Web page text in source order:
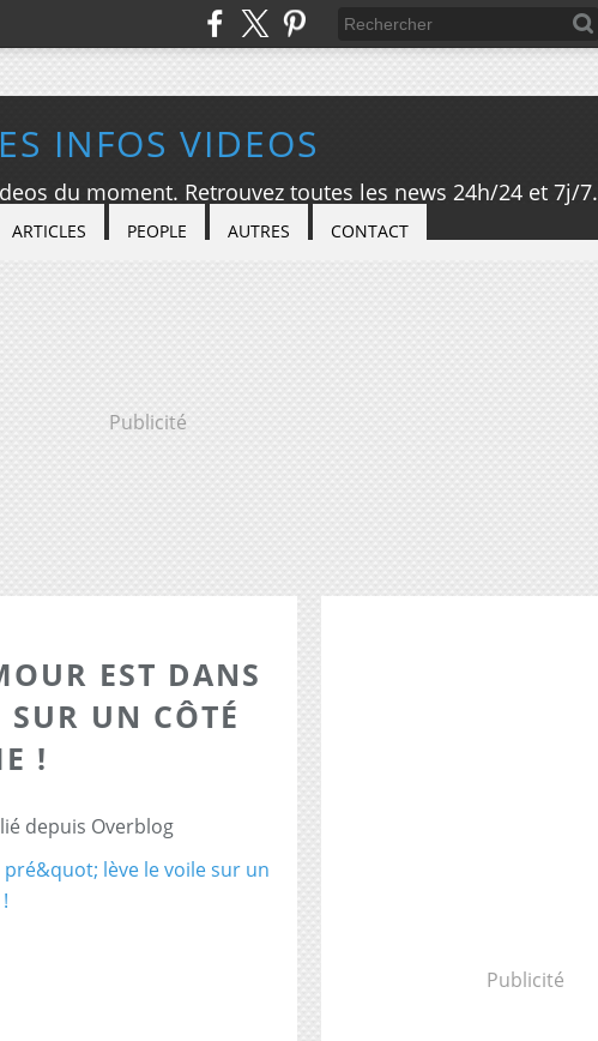
INFOS VIDEOS
du moment. Retrouvez toutes les news 24h/24 et 7j/7.
ARTICLES PEOPLE AUTRES CONTACT
Publicité
EST DANS
UN CÔTÉ
!
depuis Overblog
Publicité